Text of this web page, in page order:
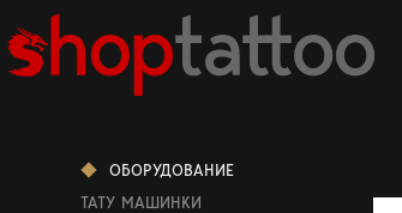
ОБОРУДОВАНИЕ
ТАТУ МАШИНКИ